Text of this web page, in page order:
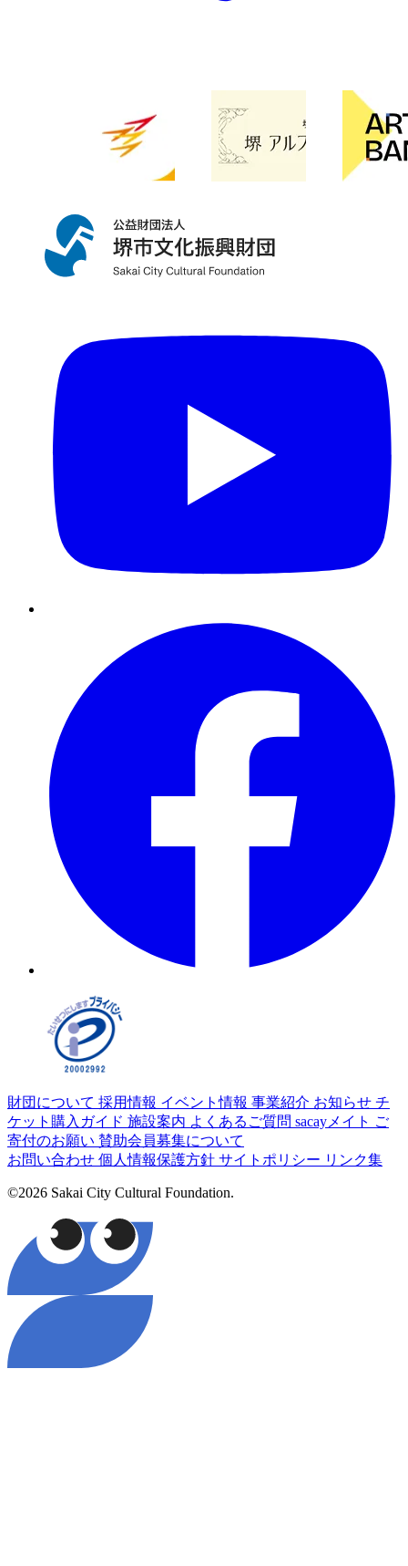
財団について 採用情報 イベント情報 事業紹介 お知らせ チ
ケット購入ガイド 施設案内 よくあるご質問 sacayメイト ご
寄付のお願い 賛助会員募集について
お問い合わせ 個人情報保護方針 サイトポリシー リンク集
©2026 Sakai City Cultural Foundation.